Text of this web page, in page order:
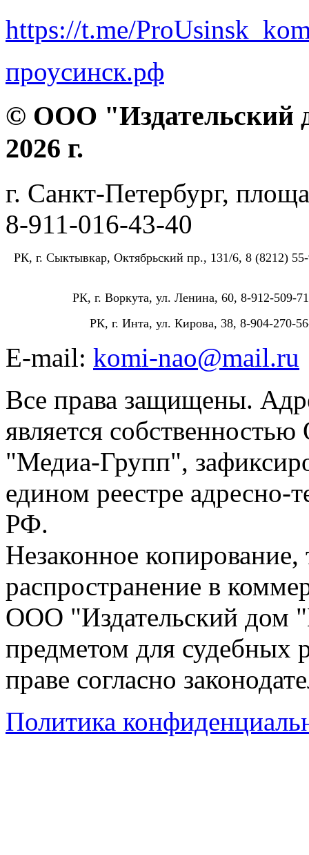
https://t.me/
проусинск.рф
© ООО "Издательский
2026 г.
г. Санкт-Петербург,
8-911-016-43-40
РК, г. Сыктывкар, Октябрьский пр., 131/6, 8 (8212)
РК, г. Воркута, ул. Ленина, 60, 8-912-509-
РК, г. Инта, ул. Кирова, 38, 8-904-270-
E-mail: komi-nao@mail.ru
Все права защищены.
является
"Медиа-Групп",
едином реестре адресно-
РФ.
Незаконное
распространение в
ООО "Издательский дом
предметом для судебных
праве согласно
Политика